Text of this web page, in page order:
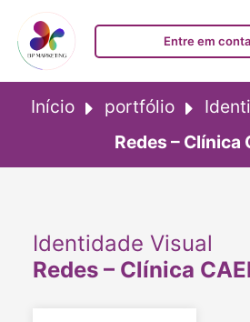
Entre em
Início portfólio
Redes – Clínica
Identidade Visual
Redes – Clínica